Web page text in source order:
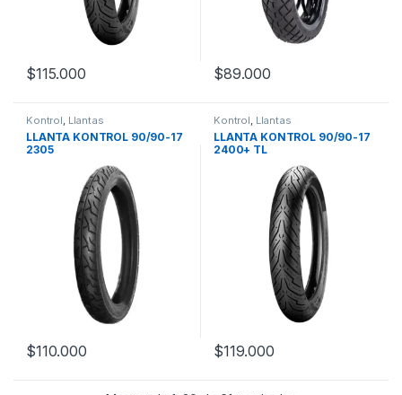
$115.000 $89.000
Kontrol, Llantas
LLANTA KONTROL 90/90-17
2305
$110.000
Kontrol, Llantas
LLANTA KONTROL 90/90-17
2400+ TL
$119.000